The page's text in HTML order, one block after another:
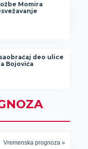
Momira
deo ulice
Bojovića